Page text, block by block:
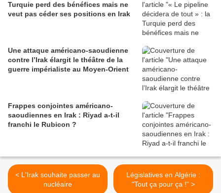
Turquie perd des bénéfices mais ne
veut pas céder ses positions en Irak
Une attaque américano-saoudienne
contre l’Irak élargit le théâtre de la
guerre impérialiste au Moyen-Orient
Frappes conjointes américano-
saoudiennes en Irak : Riyad a-t-il
franchi le Rubicon ?
< L'Irak souhaite passer au
nucléaire
Législatives en Algérie :
"Tout ça pour ça !" >